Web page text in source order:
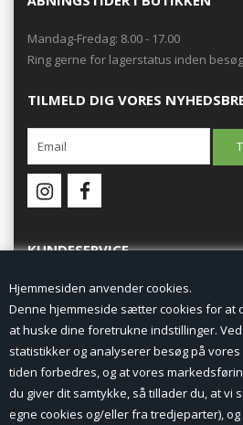
Hjemmesiden
Denne hjemmeside sætter cookies for at
at huske dine foretrukne indstillinger.
statistikker og analyserer besøg på
tiden forbedres, og at vores
du giver dit samtykke, så tillader du, at
egne cookies og/eller fra tredjeparter),
Mandag-Fredag: 8.00 - 17.00
Ring gerne for lagerstatus inden
TILMELD DIG VORES
KUNDESERVICE
Forside
Min Konto
Nyheder
Vilkår og betingelser